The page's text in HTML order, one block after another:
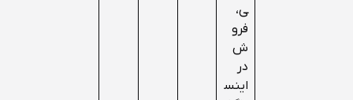
ی،
فرو
ش
در
اینس